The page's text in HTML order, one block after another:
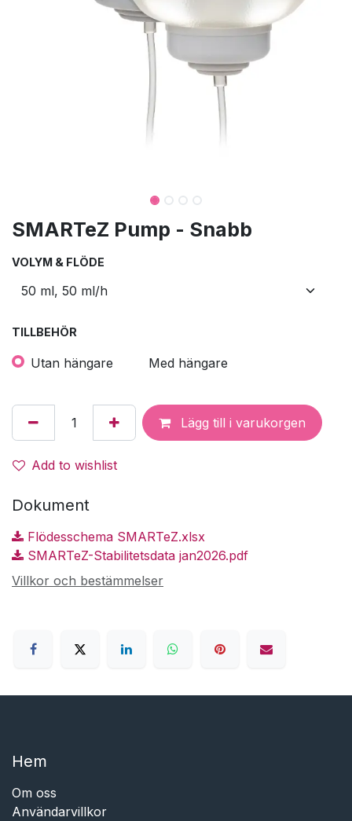
SMARTeZ Pump - Snabb
VOLYM & FLÖDE
TILLBEHÖR
Utan hängare Med hängare
Lägg till i varukorgen
Add to wishlist
Dokument
Flödesschema SMARTeZ.xlsx
SMARTeZ-Stabilitetsdata jan2026.pdf
Villkor och bestämmelser
Hem​​
Om oss
Användarvillkor